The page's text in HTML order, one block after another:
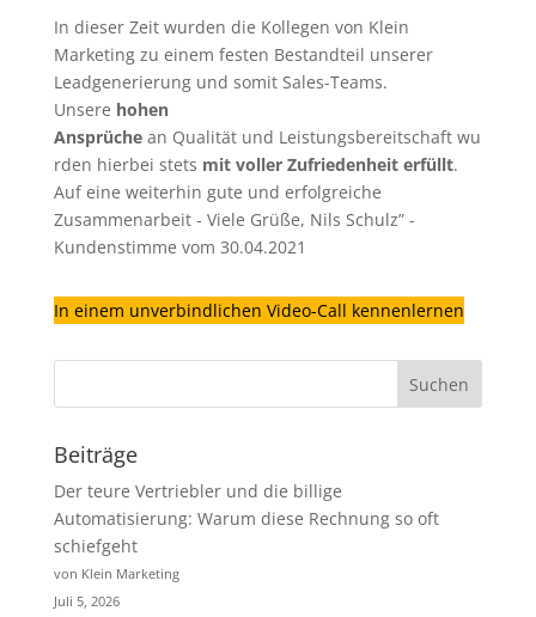
In dieser Zeit wurden die Kollegen von Klein
Marketing zu einem festen Bestandteil unserer
Leadgenerierungund somit Sales-Teams.
Unsere hohen
Ansprüchean Qualität und Leistungsbereitschaft wu
rden hierbei stets mit voller Zufriedenheit erfüllt.
Auf eine weiterhin gute und erfolgreiche
Zusammenarbeit - Viele Grüße, Nils Schulz” -
Kundenstimme vom 30.04.2021
In einem unverbindlichen Video-Call kennenlernen
Beiträge
Der teure Vertriebler und die billige
Automatisierung: Warum diese Rechnung so oft
schiefgeht
von Klein Marketing
Juli 5, 2026